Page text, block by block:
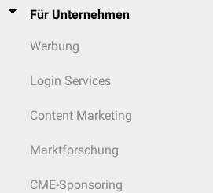
Für Unternehmen
Werbung
Login Services
Content Marketing
Marktforschung
CME-Sponsoring